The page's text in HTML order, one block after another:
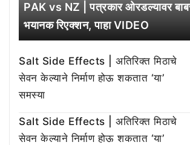
PAK vs NZ | पत्रकार ओरडल्यावर
भयानक रिएक्शन, पाहा VIDEO
Salt Side Effects | अतिरिक्त मिठाचे
सेवन केल्याने निर्माण होऊ शकतात ‘या’
समस्या
Salt Side Effects | अतिरिक्त मिठाचे
सेवन केल्याने निर्माण होऊ शकतात ‘या’